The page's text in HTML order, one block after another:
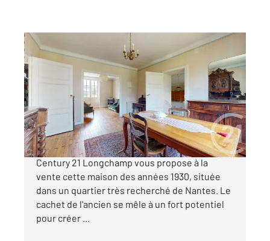
NANTES 44
105 m2
, 5 pièces
Ref : 40360
Maison à vendre
369 000 €
Nantes - Rue St Louis (Quartier Perverie)
Century 21 Longchamp vous propose à la
vente cette maison des années 1930, située
dans un quartier très recherché de Nantes. Le
cachet de l'ancien se mêle à un fort potentiel
pour créer ...